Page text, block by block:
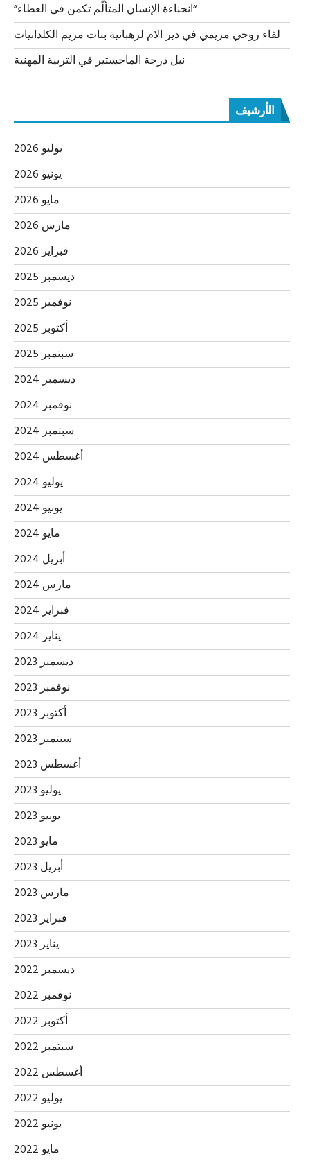
“انحناءة الإنسان المتألّم تكمن في العطاء”
لقاء روحي مريمي في دير الام لرهبانية بنات مريم الكلدانيات
نيل درجة الماجستير في التربية المهنية
الأرشيف
يوليو 2026
يونيو 2026
مايو 2026
مارس 2026
فبراير 2026
ديسمبر 2025
نوفمبر 2025
أكتوبر 2025
سبتمبر 2025
ديسمبر 2024
نوفمبر 2024
سبتمبر 2024
أغسطس 2024
يوليو 2024
يونيو 2024
مايو 2024
أبريل 2024
مارس 2024
فبراير 2024
يناير 2024
ديسمبر 2023
نوفمبر 2023
أكتوبر 2023
سبتمبر 2023
أغسطس 2023
يوليو 2023
يونيو 2023
مايو 2023
أبريل 2023
مارس 2023
فبراير 2023
يناير 2023
ديسمبر 2022
نوفمبر 2022
أكتوبر 2022
سبتمبر 2022
أغسطس 2022
يوليو 2022
يونيو 2022
مايو 2022